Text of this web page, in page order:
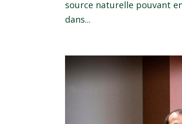
source naturelle pouvant
dans...